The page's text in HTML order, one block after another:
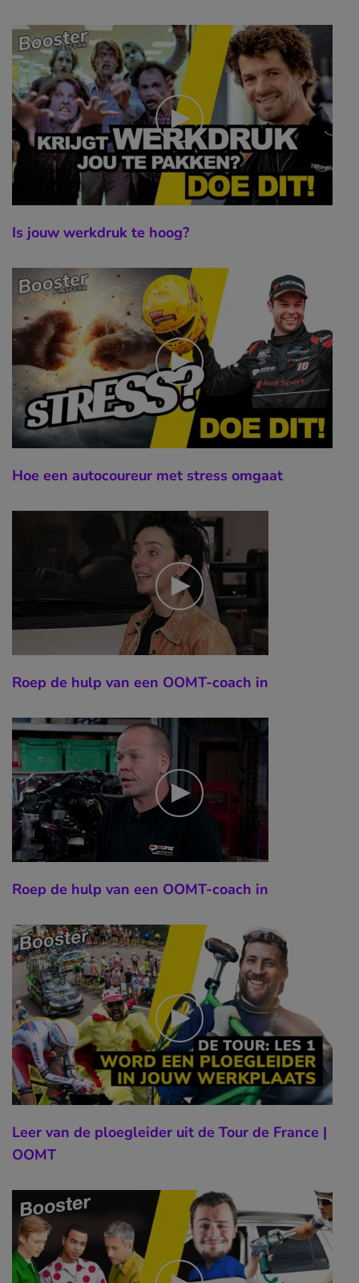
Is jouw werkdruk te hoog?
Hoe een autocoureur met stress omgaat
Roep de hulp van een OOMT-coach in
Roep de hulp van een OOMT-coach in
Leer van de ploegleider uit de Tour de France |
OOMT